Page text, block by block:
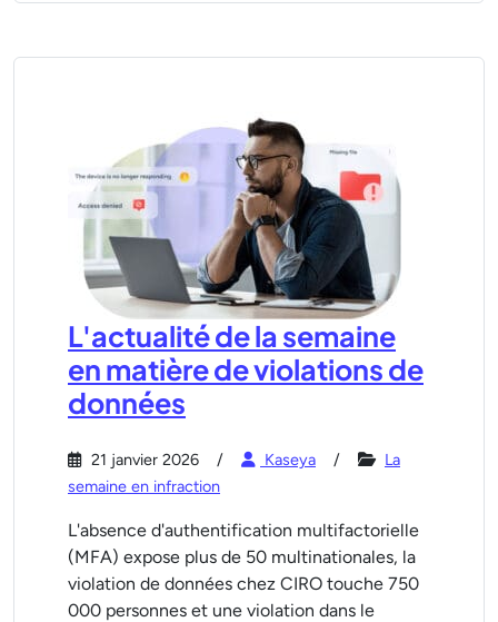
L'actualité de la semaine
en matière de violations de
données
21 janvier 2026 Kaseya
La
semaine en infraction
L'absence d'authentification multifactorielle
(MFA) expose plus de 50 multinationales, la
violation de données chez CIRO touche 750
000 personnes et une violation dans le